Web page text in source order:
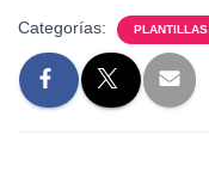
Categorías: PLANTILLAS